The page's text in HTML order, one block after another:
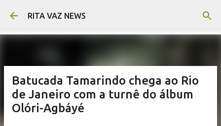
Pular para o conteúdo principal
RITA VAZ NEWS
Batucada Tamarindo chega ao Rio
de Janeiro com a turnê do álbum
Olóri-Agbáyé